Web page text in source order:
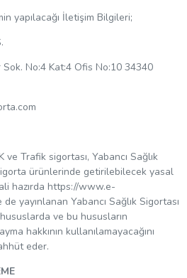
yapılacağı İletişim Bilgileri;
No:4 Kat:4 Ofis No:10 34340
ve Trafik sigortası, Yabancı Sağlık
ürünlerinde getirilebilecek yasal
hazırda https://www.e-
yayınlanan Yabancı Sağlık Sigortası
ve bu hususların
hakkının kullanılamayacağını
eder.